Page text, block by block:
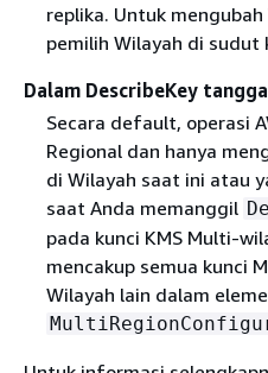
replika. Untuk
pemilih Wilayah di sudut
Dalam DescribeKey
Secara default, operasi
Regional dan hanya
di Wilayah saat ini atau
saat Anda memanggil
pada kunci KMS Multi-
mencakup semua kunci
Wilayah lain dalam